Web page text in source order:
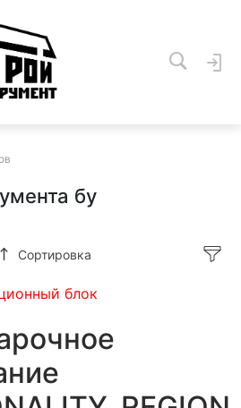
бу
Сортировка
блок